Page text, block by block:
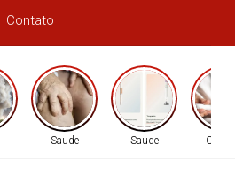
Contato
Saude Saude